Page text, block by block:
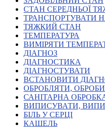
Підприємства
Рекорди УТОГ
Видання УТОГ
Звіти
Посилання
Контакти
Навчальні програми
Дошкільна освіта
Загальна освіта
Для абітурієнтів
Уроки
Українська
СТАН СЕРЕДНЬОЇ
ТРАНСПОРТУВАТИ
ТЯЖКИЙ СТАН
ТЕМПЕРАТУРА
ВИМІРЯТИ
ДІАГНОЗ
ДІАГНОСТИКА
ДІАГНОСТУВАТИ
ВСТАНОВИТИ
ОБРОБЛЯТИ,
САНІТАРНА
ВИПИСУВАТИ,
БІЛЬ У СЕРЦІ
КАШЕЛЬ